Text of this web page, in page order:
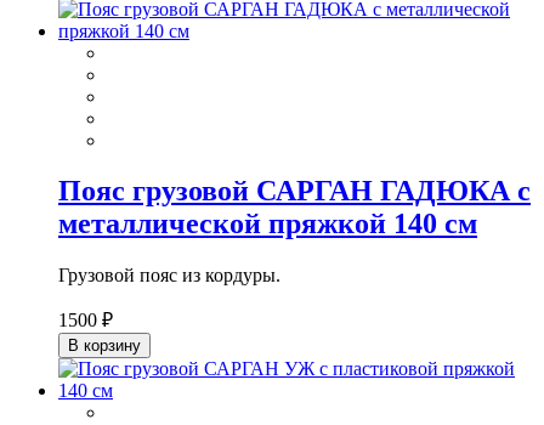
Пояс грузовой САРГАН ГАДЮКА с
металлической пряжкой 140 см
Грузовой пояс из кордуры.
1500 ₽
В корзину